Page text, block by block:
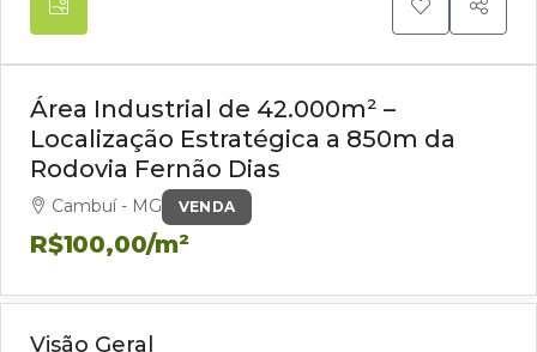
VENDA
Área Industrial de 42.000m² –
Localização Estratégica a 850m da
Rodovia Fernão Dias
Cambuí - MG
R$100,00/m²
Visão Geral